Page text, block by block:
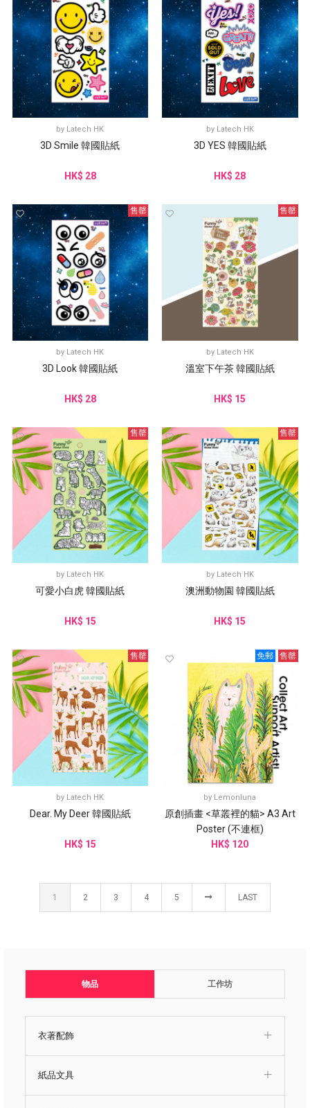
物品 工作坊
衣著配飾
紙品文具
by Latech HK
3D Smile 韓國貼紙
HK$ 28
by Latech HK
3D YES 韓國貼紙
HK$ 28
售罄
by Latech HK
3D Look 韓國貼紙
HK$ 28
售罄
by Latech HK
溫室下午茶 韓國貼紙
HK$ 15
售罄
by Latech HK
可愛小白虎 韓國貼紙
HK$ 15
售罄
by Latech HK
澳洲動物園 韓國貼紙
HK$ 15
售罄
by Latech HK
Dear. My Deer 韓國貼紙
HK$ 15
免郵 售罄
by Lemonluna
原創插畫 <草叢裡的貓> A3 Art
Poster (不連框)
HK$ 120
1 2 3 4 5 LAST